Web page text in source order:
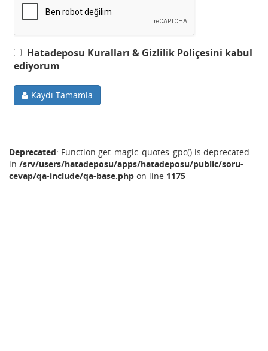
Hatadeposu Kuralları & Gizlilik Poliçesini kabul
ediyorum
Kaydı Tamamla
Deprecated: Function get_magic_quotes_gpc() is deprecated
in /srv/users/hatadeposu/apps/hatadeposu/public/soru-
cevap/qa-include/qa-base.php on line 1175